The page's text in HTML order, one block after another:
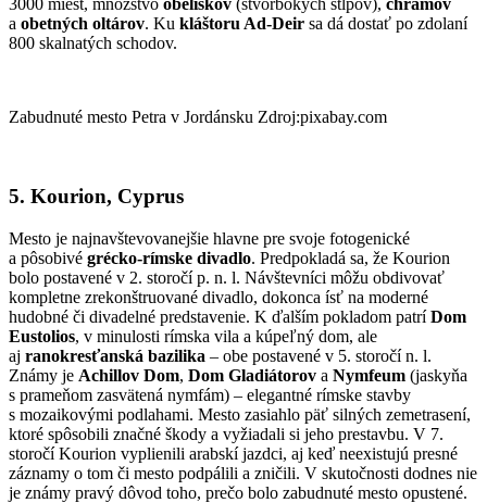
3000 miest, množstvo obeliskov (štvorbokých stĺpov), chrámov
a obetných oltárov. Ku kláštoru Ad-Deir sa dá dostať po zdolaní
800 skalnatých schodov.
Zabudnuté mesto Petra v Jordánsku Zdroj:pixabay.com
5. Kourion, Cyprus
Mesto je najnavštevovanejšie hlavne pre svoje fotogenické
a pôsobivé grécko-rímske divadlo. Predpokladá sa, že Kourion
bolo postavené v 2. storočí p. n. l. Návštevníci môžu obdivovať
kompletne zrekonštruované divadlo, dokonca ísť na moderné
hudobné či divadelné predstavenie. K ďalším pokladom patríDom
Eustolios, v minulosti rímska vila a kúpeľný dom, ale
aj ranokresťanská bazilika – obe postavené v 5. storočí n. l.
Známy je Achillov Dom, Dom Gladiátorov a Nymfeum (jaskyňa
s prameňom zasvätená nymfám) – elegantné rímske stavby
s mozaikovými podlahami. Mesto zasiahlo päť silných zemetrasení,
ktoré spôsobili značné škody a vyžiadali si jeho prestavbu. V 7.
storočí Kourion vyplienili arabskí jazdci, aj keď neexistujú presné
záznamy o tom či mesto podpálili a zničili. V skutočnosti dodnes nie
je známy pravý dôvod toho, prečo bolo zabudnuté mesto opustené.